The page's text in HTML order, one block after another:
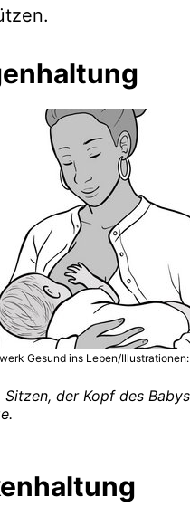
Gesund ins Leben/
Sitzen, der Kopf des